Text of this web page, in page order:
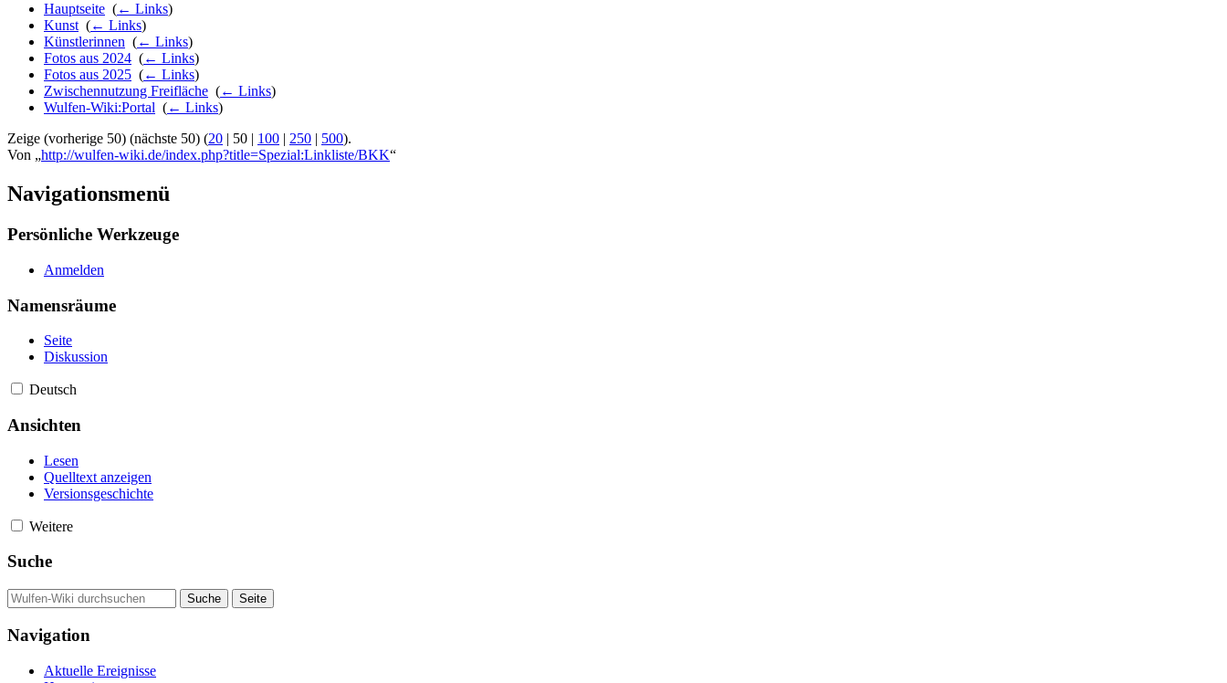
Hauptseite (← Links)
Kunst (← Links)
Künstlerinnen (← Links)
Fotos aus 2024 (← Links)
Fotos aus 2025 (← Links)
Zwischennutzung Freifläche (← Links)
Wulfen-Wiki:Portal (← Links)
Zeige (vorherige 50) (nächste 50) (20 | 50 | 100 | 250 | 500).
Von „http://wulfen-wiki.de/index.php?title=Spezial:Linkliste/BKK“
Navigationsmenü
Persönliche Werkzeuge
Anmelden
Namensräume
Seite
Diskussion
Deutsch
Ansichten
Lesen
Quelltext anzeigen
Versionsgeschichte
Weitere
Suche
Navigation
Aktuelle Ereignisse